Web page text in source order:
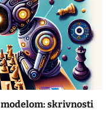
skrivnosti